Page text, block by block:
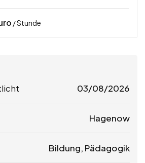
/ Stunde
03/08/2026
Hagenow
Bildung, Pädagogik